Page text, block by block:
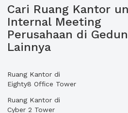
Cari Ruang Kantor
Internal Meeting
Perusahaan di
Lainnya
Ruang Kantor di
Eighty8 Office Tower
Ruang Kantor di
Cyber 2 Tower